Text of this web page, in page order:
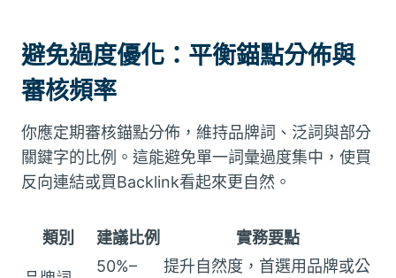
避免過度優化：平衡錨點分佈與
審核頻率
你應定期審核錨點分佈，維持品牌詞、泛詞與部分
關鍵字的比例。這能避免單一詞彙過度集中，使買
反向連結或買Backlink看起來更自然。
類別 建議比例 實務要點
50%–
提升自然度，首選用品牌或公